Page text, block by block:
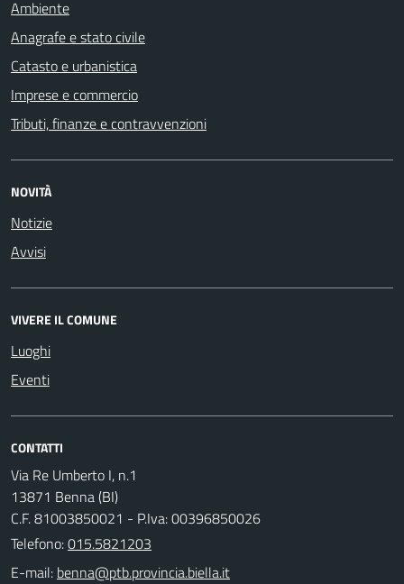
Ambiente
Anagrafe e stato civile
Catasto e urbanistica
Imprese e commercio
Tributi, finanze e contravvenzioni
NOVITÀ
Notizie
Avvisi
VIVERE IL COMUNE
Luoghi
Eventi
CONTATTI
Via Re Umberto I, n.1
13871 Benna (BI)
C.F. 81003850021 - P.Iva: 00396850026
Telefono:015.5821203
E-mail: